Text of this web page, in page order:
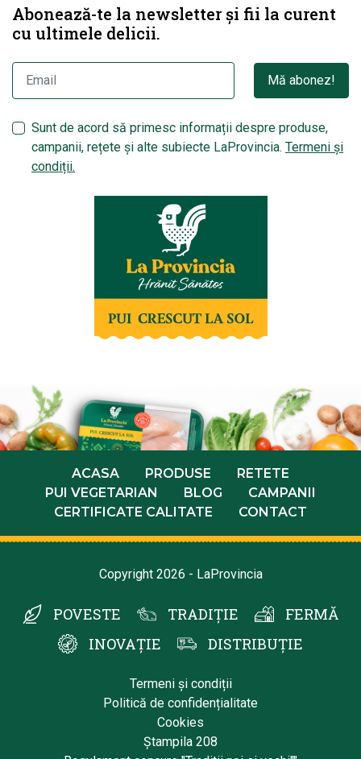
Abonează-te la newsletter și fii la curent
cu ultimele delicii.
Mă abonez!
Sunt de acord să primesc informații despre produse,
campanii, rețete și alte subiecte LaProvincia. Termeni și
condiții.
ACASA PRODUSE
RETETE
PUI VEGETARIAN
BLOG
CAMPANII
CERTIFICATE CALITATE
CONTACT
Copyright 2026 - LaProvincia
POVESTE TRADIȚIE
FERMĂ
INOVAȚIE
DISTRIBUȚIE
Termeni și condiții
Politică de confidențialitate
Cookies
Ștampila 208